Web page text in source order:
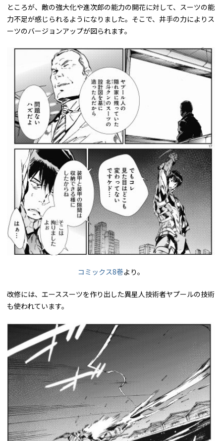
ところが、敵の強大化や進次郎の能力の開花に対して、スーツの能
力不足が感じられるようになりました。そこで、井手の力によりス
ーツのバージョンアップが図られます。
コミックス8巻より。
改修には、エーススーツを作り出した異星人技術者ヤプールの技術
も使われています。